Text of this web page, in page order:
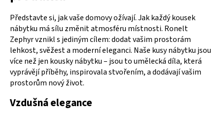
Představte si, jak vaše domovy ožívají. Jak každý kousek
nábytku má sílu změnit atmosféru místnosti. Ronelt
Zephyr vznikl s jediným cílem: dodat vašim prostorám
lehkost, svěžest a moderní eleganci. Naše kusy nábytku jsou
více než jen kousky nábytku – jsou to umělecká díla, která
vyprávějí příběhy, inspirovala stvořením, a dodávají vašim
prostorům nový život.
Vzdušná elegance